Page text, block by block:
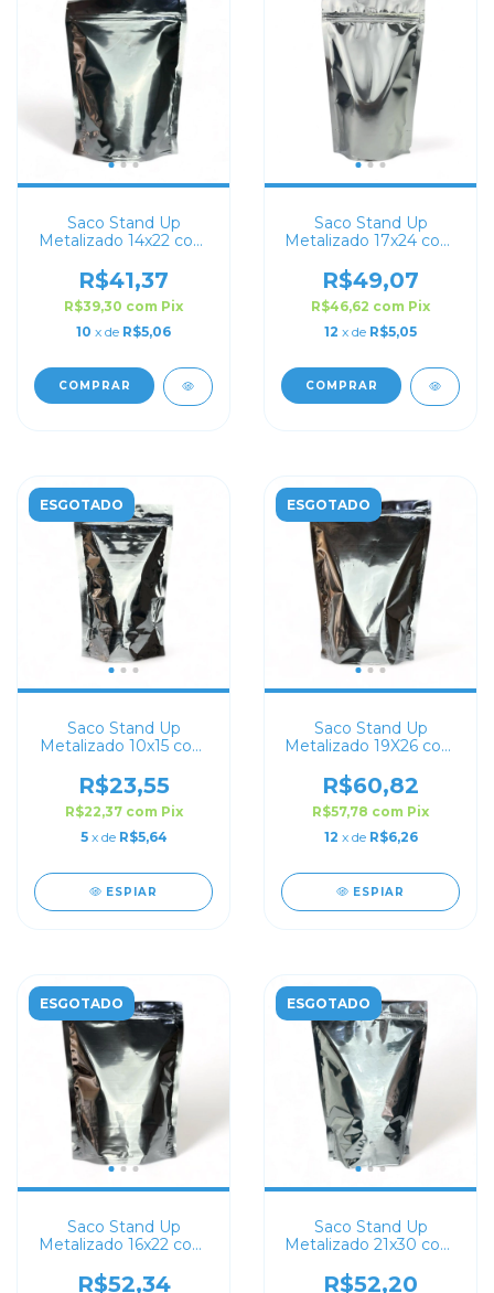
Saco Stand Up
Metalizado 14x22 com
R$41,37
R$39,30 com Pix
10 x de R$5,06
COMPRAR
Saco Stand Up
Metalizado 17x24 com
R$49,07
R$46,62 com Pix
12 x de R$5,05
COMPRAR
ESGOTADO
Saco Stand Up
Metalizado 10x15 com
R$23,55
R$22,37 com Pix
5 x de R$5,64
ESPIAR
ESGOTADO
Saco Stand Up
Metalizado 19X26 com
R$60,82
R$57,78 com Pix
12 x de R$6,26
ESPIAR
ESGOTADO
Saco Stand Up
Metalizado 16x22 com
R$52,34
ESGOTADO
Saco Stand Up
Metalizado 21x30 com
R$52,20